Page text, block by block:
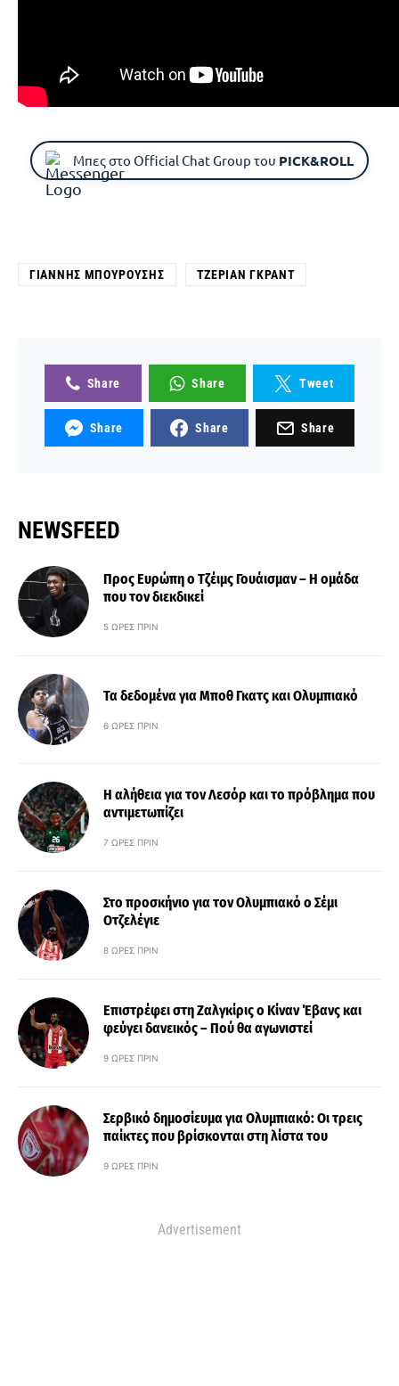
Μπες στο Official Chat Group του PICK&ROLL
ΓΙΆΝΝΗΣ ΜΠΟΥΡΟΎΣΗΣ ΤΖΈΡΙΑΝ ΓΚΡΑΝΤ
Share Share Tweet
Share Share Share
NEWSFEED
Προς Ευρώπη ο Τζέιμς Γουάισμαν – Η ομάδα
που τον διεκδικεί
5 ΏΡΕΣ ΠΡΙΝ
Τα δεδομένα για Μποθ Γκατς και Ολυμπιακό
6 ΏΡΕΣ ΠΡΙΝ
Η αλήθεια για τον Λεσόρ και το πρόβλημα που
αντιμετωπίζει
7 ΏΡΕΣ ΠΡΙΝ
Στο προσκήνιο για τον Ολυμπιακό ο Σέμι
Οτζελέγιε
8 ΏΡΕΣ ΠΡΙΝ
Επιστρέφει στη Ζαλγκίρις ο Κίναν Έβανς και
φεύγει δανεικός – Πού θα αγωνιστεί
9 ΏΡΕΣ ΠΡΙΝ
Σερβικό δημοσίευμα για Ολυμπιακό: Οι τρεις
παίκτες που βρίσκονται στη λίστα του
9 ΏΡΕΣ ΠΡΙΝ
Advertisement